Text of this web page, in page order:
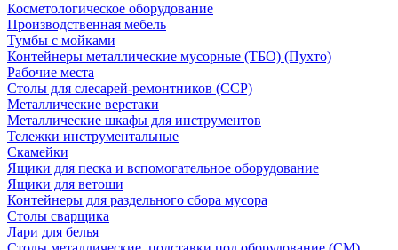
Косметологическое оборудование
Производственная мебель
Тумбы с мойками
Контейнеры металлические мусорные (ТБО) (Пухто)
Рабочие места
Столы для слесарей-ремонтников (ССР)
Металлические верстаки
Металлические шкафы для инструментов
Тележки инструментальные
Скамейки
Ящики для песка и вспомогательное оборудование
Ящики для ветоши
Контейнеры для раздельного сбора мусора
Столы сварщика
Лари для белья